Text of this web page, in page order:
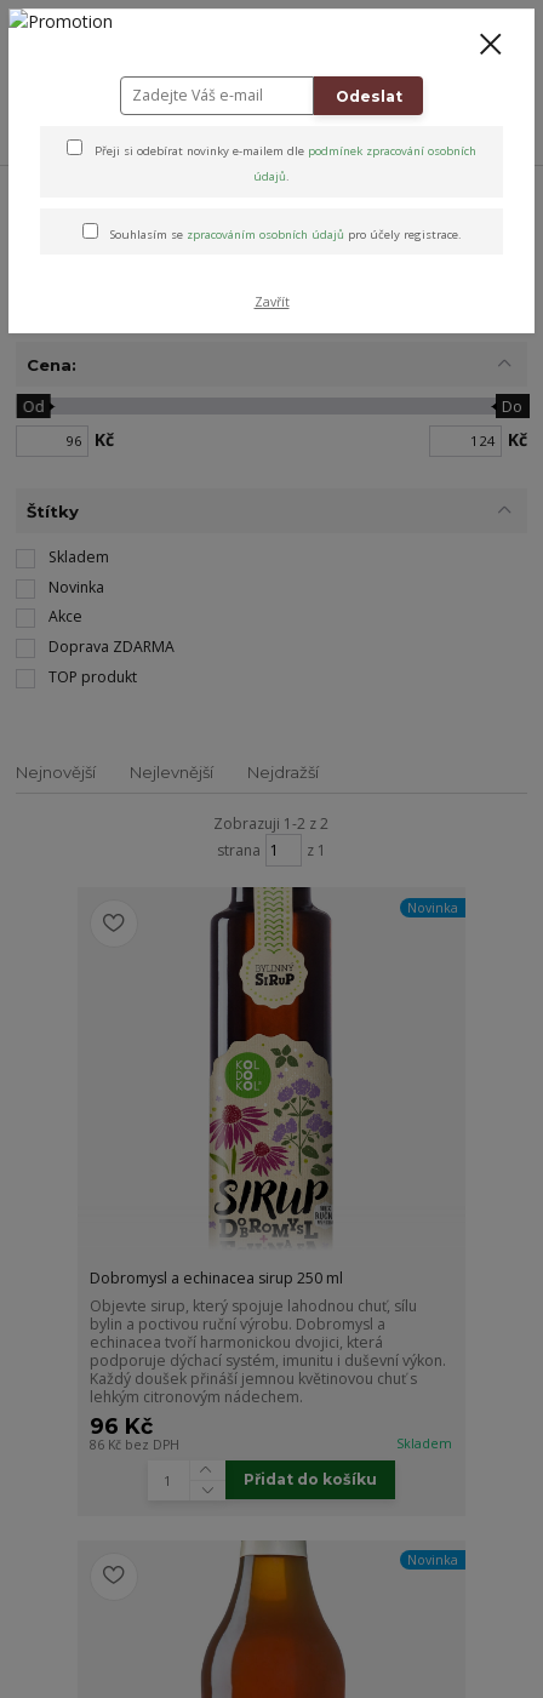
+420 778 743 310
Poctivé sirupy
Dobromysl a Echinacea
Cena:
Kč
Od Do
Kč
Štítky
Skladem
Novinka
Akce
Doprava ZDARMA
TOP produkt
Nejnovější Nejlevnější Nejdražší
Zobrazuji 1-2 z 2
strana
z 1
Novinka
Dobromysl a echinacea sirup 250 ml
Objevte sirup, který spojuje lahodnou chuť, sílu
bylin a poctivou ruční výrobu. Dobromysl a
echinacea tvoří harmonickou dvojici, která
podporuje dýchací systém, imunitu i duševní výkon.
Každý doušek přináší jemnou květinovou chuť s
lehkým citronovým nádechem.
96 Kč
86 Kč bez DPH Skladem
Přidat do košíku
Novinka
Odeslat
Přeji si odebírat novinky e-mailem dle podmínek zpracování osobních
údajů.
Souhlasím se zpracováním osobních údajů pro účely registrace.
Zavřít